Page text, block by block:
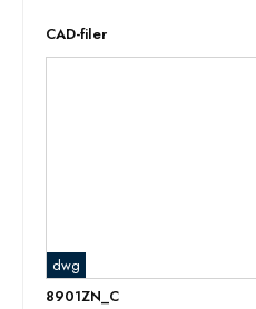
CAD-filer
dwg
8901ZN_C